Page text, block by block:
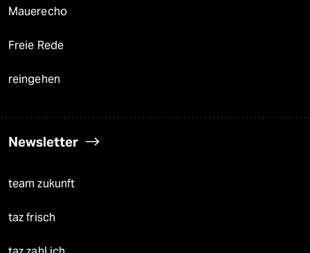
Mauerecho
Freie Rede
reingehen
Newsletter
team zukunft
taz frisch